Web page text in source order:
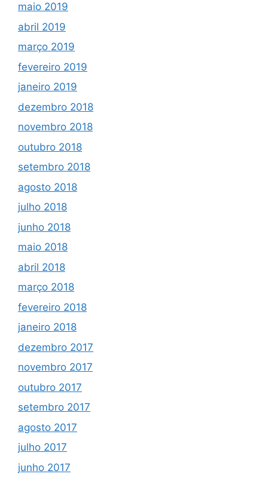
maio 2019
abril 2019
março 2019
fevereiro 2019
janeiro 2019
dezembro 2018
novembro 2018
outubro 2018
setembro 2018
agosto 2018
julho 2018
junho 2018
maio 2018
abril 2018
março 2018
fevereiro 2018
janeiro 2018
dezembro 2017
novembro 2017
outubro 2017
setembro 2017
agosto 2017
julho 2017
junho 2017